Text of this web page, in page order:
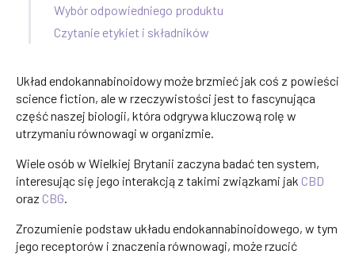
Wybór odpowiedniego produktu
Czytanie etykiet i składników
Układ endokannabinoidowy może brzmieć jak coś z powieści
science fiction, ale w rzeczywistości jest to fascynująca
część naszej biologii, która odgrywa kluczową rolę w
utrzymaniu równowagi w organizmie.
Wiele osób w Wielkiej Brytanii zaczyna badać ten system,
interesując się jego interakcją z takimi związkami jak CBD
oraz CBG.
Zrozumienie podstaw układu endokannabinoidowego, w tym
jego receptorów i znaczenia równowagi, może rzucić